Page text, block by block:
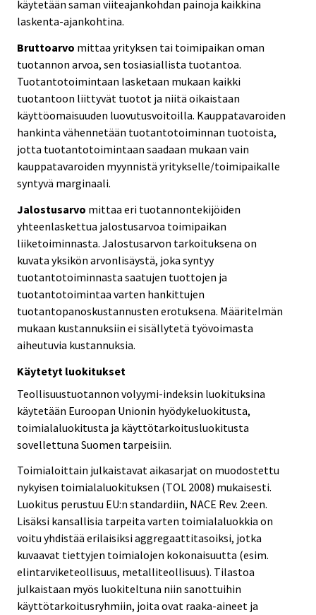
käytetään saman viiteajankohdan painoja kaikkina
laskenta-ajankohtina.
Bruttoarvo mittaa yrityksen tai toimipaikan oman
tuotannon arvoa, sen tosiasiallista tuotantoa.
Tuotantotoimintaan lasketaan mukaan kaikki
tuotantoon liittyvät tuotot ja niitä oikaistaan
käyttöomaisuuden luovutusvoitoilla. Kauppatavaroiden
hankinta vähennetään tuotantotoiminnan tuotoista,
jotta tuotantotoimintaan saadaan mukaan vain
kauppatavaroiden myynnistä yritykselle/toimipaikalle
syntyvä marginaali.
Jalostusarvo mittaa eri tuotannontekijöiden
yhteenlaskettua jalostusarvoa toimipaikan
liiketoiminnasta. Jalostusarvon tarkoituksena on
kuvata yksikön arvonlisäystä, joka syntyy
tuotantotoiminnasta saatujen tuottojen ja
tuotantotoimintaa varten hankittujen
tuotantopanoskustannusten erotuksena. Määritelmän
mukaan kustannuksiin ei sisällytetä työvoimasta
aiheutuvia kustannuksia.
Käytetyt luokitukset
Teollisuustuotannon volyymi-indeksin luokituksina
käytetään Euroopan Unionin hyödykeluokitusta,
toimialaluokitusta ja käyttötarkoitusluokitusta
sovellettuna Suomen tarpeisiin.
Toimialoittain julkaistavat aikasarjat on muodostettu
nykyisen toimialaluokituksen (TOL 2008) mukaisesti.
Luokitus perustuu EU:n standardiin, NACE Rev. 2:een.
Lisäksi kansallisia tarpeita varten toimialaluokkia on
voitu yhdistää erilaisiksi aggregaattitasoiksi, jotka
kuvaavat tiettyjen toimialojen kokonaisuutta (esim.
elintarviketeollisuus, metalliteollisuus). Tilastoa
julkaistaan myös luokiteltuna niin sanottuihin
käyttötarkoitusryhmiin, joita ovat raaka-aineet ja